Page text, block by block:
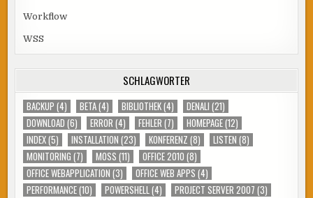
Workflow
WSS
SCHLAGWÖRTER
BACKUP (4) BETA(4) BIBLIOTHEK(4) DENALI (21)
DOWNLOAD (6) ERROR (4) FEHLER (7) HOMEPAGE(12)
INDEX(5) INSTALLATION (23) KONFERENZ (8) LISTEN (8)
MONITORING (7) MOSS (11) OFFICE 2010 (8)
OFFICE WEBAPPLICATION (3) OFFICE WEB APPS (4)
PERFORMANCE(10) POWERSHELL (4) PROJECT SERVER 2007 (3)